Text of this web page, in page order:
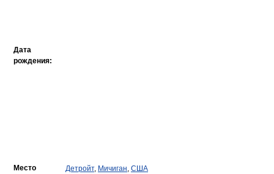
Дата
рождения:
Место
Детройт, Мичиган, США